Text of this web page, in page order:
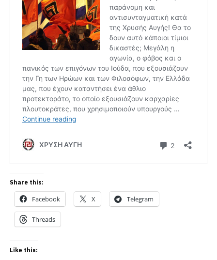
Share this:
Facebook X Telegram
Threads
Like this: